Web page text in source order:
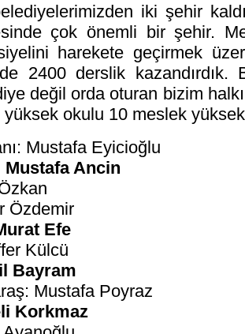
iki şehir
çok önemli bir şehir.
harekete geçirmek
2400 derslik kazandırdık.
değil orda oturan bizim
yüksek okulu 10 meslek
Mustafa Eyicioğlu
Mustafa Ancin
Özdemir
Efe
Külcü
Bayram
Mustafa Poyraz
Korkmaz